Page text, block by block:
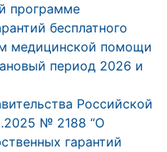
программе
бесплатного
медицинской помощи
период 2026 и
Российской
№ 2188 “О
гарантий